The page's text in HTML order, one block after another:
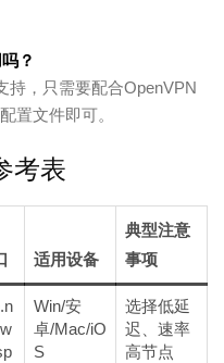
？
持，只需要配合OpenVPN
置文件即可。
考表
适用设备
典型注意
事项
Win/安
卓/Mac/iO
S
选择低延
迟、速率
高节点